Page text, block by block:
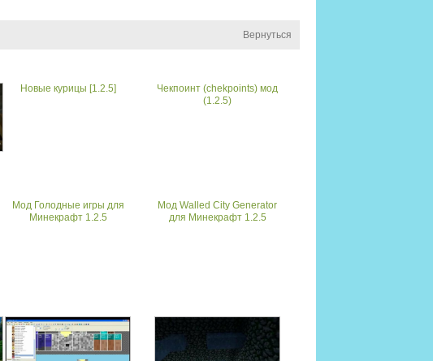
Вернуться
Новые курицы [1.2.5]
Чекпоинт (chekpoints) мод
(1.2.5)
Мод Голодные игры для
Минекрафт 1.2.5
Мод Walled City Generator
для Минекрафт 1.2.5